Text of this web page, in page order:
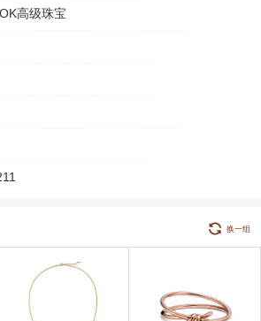
高级珠宝
换一组